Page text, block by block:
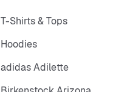
T-Shirts & Tops
Hoodies
adidas Adilette